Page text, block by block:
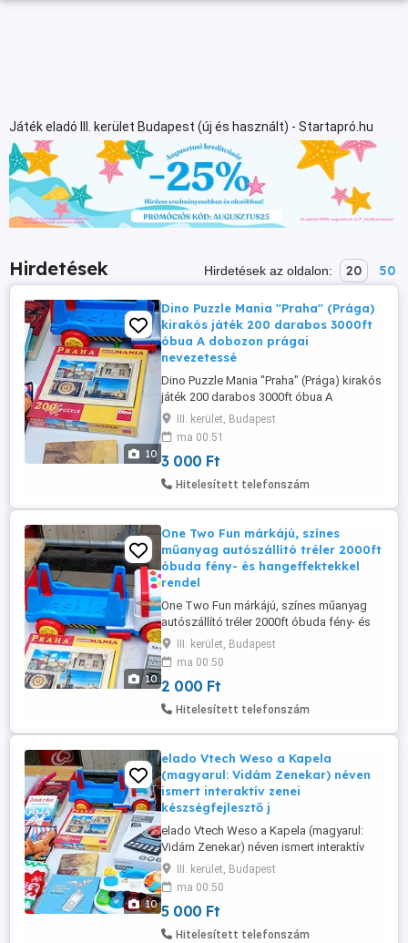
Játék eladó III. kerület Budapest (új és használt) - Startapró.hu
Hirdetések Hirdetések az oldalon: 20 50
10
Dino Puzzle Mania "Praha" (Prága)
kirakós játék 200 darabos 3000ft
óbua A dobozon prágai
nevezetessé
Dino Puzzle Mania "Praha" (Prága) kirakós
játék 200 darabos 3000ft óbua A
dobozon prágai nevezetességek, mint a
Károly-híd és a Táncoló Ház fotói
láthatók.A Puzzle Mania sorozat része,
amelyet a Dino Toys gyárt személyes
átvétel óbudán lakcimemen vagy előre
3000ft 36 ...
III. kerület, Budapest
ma 00:51
3 000 Ft
Hitelesített telefonszám
10
One Two Fun márkájú, színes
műanyag autószállító tréler 2000ft
óbuda fény- és hangeffektekkel
rendel
One Two Fun márkájú, színes műanyag
autószállító tréler 2000ft óbuda fény- és
hangeffektekkel rendelkezik.A utánfutó
lecsatolható a vontatóról. személyesen
óbudán lakcimemen posta kizárolag előre
fizetés után mpl csomagautomatába +
3000ft 36 50 104 8272
III. kerület, Budapest
ma 00:50
2 000 Ft
Hitelesített telefonszám
10
elado Vtech Weso a Kapela
(magyarul: Vidám Zenekar) néven
ismert interaktív zenei
készségfejlesztő j
elado Vtech Weso a Kapela (magyarul:
Vidám Zenekar) néven ismert interaktív
zenei készségfejlesztő játék
kisgyermekek számára. ára 5000ft óbuda
36 50 104 8272 36 20 949 1288 posta
kizárolag előre fizetés után mpl
csomagautomatába + 3000ft Öt világító
III. kerület, Budapest
ma 00:50
5 000 Ft
Hitelesített telefonszám